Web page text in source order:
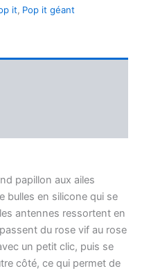
it, Pop it géant
papillon aux ailes
bulles en silicone qui se
antennes ressortent en
du rose vif au rose
un petit clic, puis se
côté, ce qui permet de